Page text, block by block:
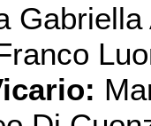
Gabriella